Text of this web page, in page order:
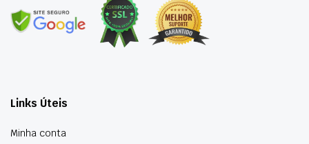
Links Úteis
Minha conta